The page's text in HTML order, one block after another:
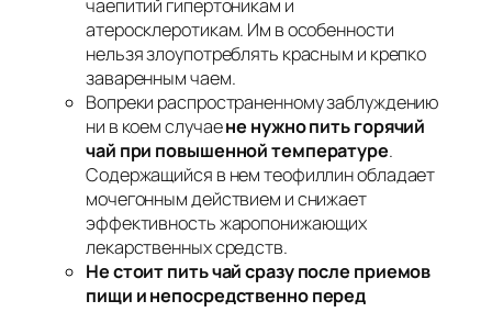
чаепитий гипертоникам и
атеросклеротикам. Им в особенности
нельзя злоупотреблять красным и крепко
заваренным чаем.
Вопреки распространенному заблуждению
ни в коем случаене нужно пить горячий
чай при повышенной температуре.
Содержащийся в нем теофиллин обладает
мочегонным действием и снижает
эффективность жаропонижающих
лекарственных средств.
Не стоит пить чай сразу после приемов
пищи и непосредственно перед